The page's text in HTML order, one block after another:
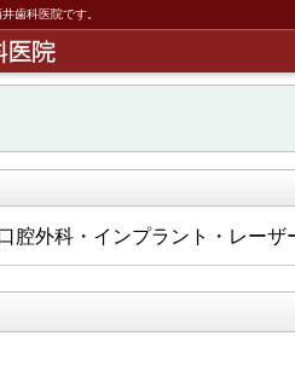
歯科医院です。
腔外科・インプラント・レーザ